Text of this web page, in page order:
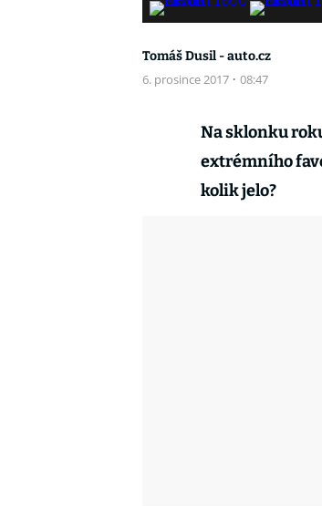
Tomáš Dusil - auto.cz
6. prosince 2017 · 08:47
Na sklonku
extrémního
kolik jelo?